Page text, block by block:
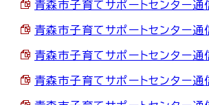
青森市子育てサポートセンター
青森市子育てサポートセンター
青森市子育てサポートセンター
青森市子育てサポートセンター